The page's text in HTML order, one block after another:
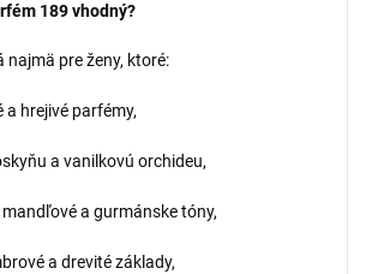
189 vhodný?
najmä pre ženy, ktoré:
a hrejivé parfémy,
a vanilkovú orchideu,
a gurmánske tóny,
a drevité základy,